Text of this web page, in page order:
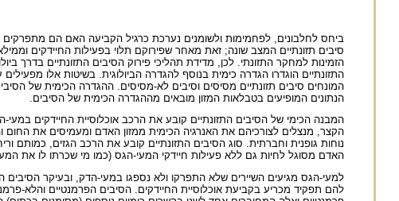
ביחס לחלבונים, לפחמימות ולשומנים נערכת כרגיל הקביעה האם הם מתפרקים
סיבים תזונתיים המצב שונה; זאת מאחר שפירוקם תלוי בפעילות החיידקים
הזמינות למחקר התזונתי. לכן, מדידת תהליכי פירוק הסיבים התזונתיים בדרך
התזונתיים הוגדרו הגדרה כימית בנוסף להגדרה הביולוגית. בשיטות אלו
המונחים סיבים תזונתיים מסיסים וסיבים לא-מסיסים. ההגדרה הכימית של
הנתונים המופיעים בטבלאות המזון מובאים מההגדרה הכימית של הסיבים.
המבנה הכימי של הסיבים התזונתיים קובע את הרכב אוכלוסיית החיידקים
הקצר, מנצלים לצורכיהם את האנרגיה הכימית ממזון האדם ומעמיסים את החום
נוחות גופנית וחברתית. סוג הסיבים התזונתיים קובע את הרכב הגזים, כמותם
האדם מסוגל לחיות גם ללא פעילות חיידקי המעי-הגס (כמו מי שכרתו לו את
למעי-הגס מגיעים השיירים שלא התפרקו ולא נספגו במעי-הדק, ובעיקר הסיבים